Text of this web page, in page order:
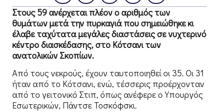
Στους 59 ανέρχεται πλέον ο αριθμός των
θυμάτων μετά την πυρκαγιά που σημειώθηκε κι
έλαβε ταχύτατα μεγάλες διαστάσεις σε νυχτερινό
κέντρο διασκέδασης, στο Κότσανι των
ανατολικών Σκοπίων.
Από τους νεκρούς, έχουν ταυτοποιηθεί οι 35. Οι 31
ήταν από το Κότσανι, ενώ, τέσσερις προέρχονταν
από το γειτονικό Στιπ, όπως ανέφερε ο Υπουργός
Εσωτερικών, Πάντσε Τοσκόφσκι.